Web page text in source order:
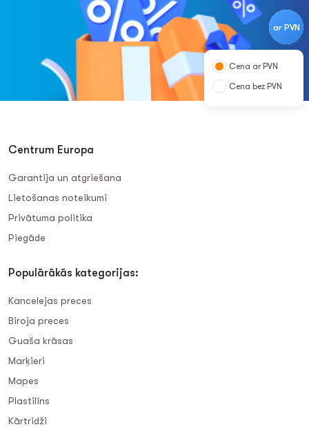
ar PVN
Cena ar PVN
Cena bez PVN
Centrum Europa
Garantija un atgriešana
Lietošanas noteikumi
Privātuma politika
Piegāde
Populārākās kategorijas:
Kancelejas preces
Biroja preces
Guaša krāsas
Marķieri
Mapes
Plastilīns
Kārtridži